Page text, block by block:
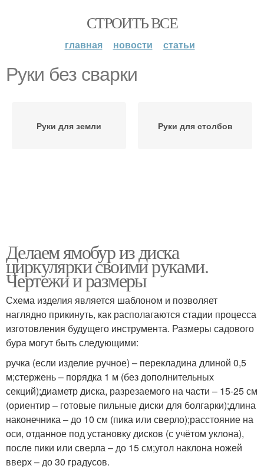
СТРОИТЬ ВСЕ
главная новости статьи
Руки без сварки
Руки для земли Руки для столбов
Делаем ямобур из диска
циркулярки своими руками.
Чертежи и размеры
Схема изделия является шаблоном и позволяет
наглядно прикинуть, как располагаются стадии процесса
изготовления будущего инструмента. Размеры садового
бура могут быть следующими:
ручка (если изделие ручное) – перекладина длиной 0,5
м;стержень – порядка 1 м (без дополнительных
секций);диаметр диска, разрезаемого на части – 15-25 см
(ориентир – готовые пильные диски для болгарки);длина
наконечника – до 10 см (пика или сверло);расстояние на
оси, отданное под установку дисков (с учётом уклона),
после пики или сверла – до 15 см;угол наклона ножей
вверх – до 30 градусов.